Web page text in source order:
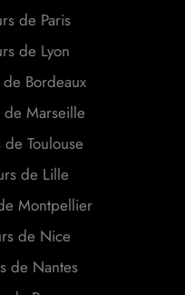
de Paris
de Lyon
Bordeaux
Marseille
Toulouse
de Lille
Montpellier
de Nice
de Nantes